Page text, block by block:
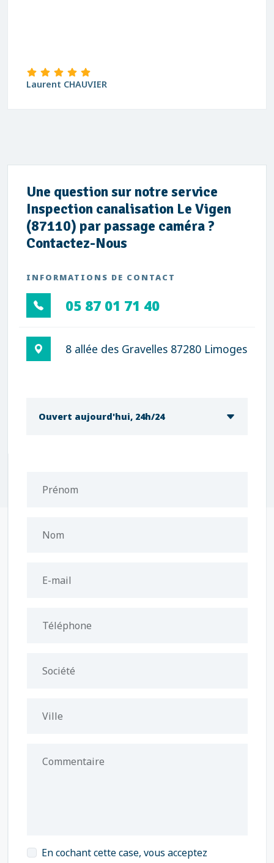
Laurent CHAUVIER
Une question sur notre service
Inspection canalisation Le Vigen
(87110) par passage caméra ?
Contactez-Nous
INFORMATIONS DE CONTACT
05 87 01 71 40
8 allée des Gravelles 87280 Limoges
Ouvert aujourd'hui, 24h/24
Prénom
Nom
E-mail
Téléphone
Société
Ville
Commentaire
En cochant cette case, vous acceptez